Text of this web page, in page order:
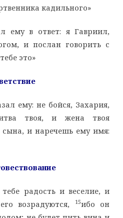
кадильного»
ему в ответ: я Гавриил,
и послан говорить с
это»
ему: не бойся, Захария,
твоя, и жена твоя
сына, и наречешь ему имя:
радость и веселие, и
возрадуются,
15ибо он